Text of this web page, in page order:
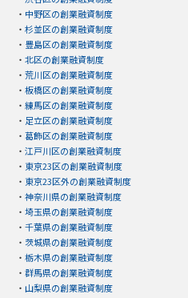
・ 中野区の創業融資制度
・ 杉並区の創業融資制度
・ 豊島区の創業融資制度
・ 北区の創業融資制度
・ 荒川区の創業融資制度
・ 板橋区の創業融資制度
・ 練馬区の創業融資制度
・ 足立区の創業融資制度
・ 葛飾区の創業融資制度
・ 江戸川区の創業融資制度
・ 東京23区の創業融資制度
・ 東京23区外の創業融資制度
・ 神奈川県の創業融資制度
・ 埼玉県の創業融資制度
・ 千葉県の創業融資制度
・ 茨城県の創業融資制度
・ 栃木県の創業融資制度
・ 群馬県の創業融資制度
・ 山梨県の創業融資制度